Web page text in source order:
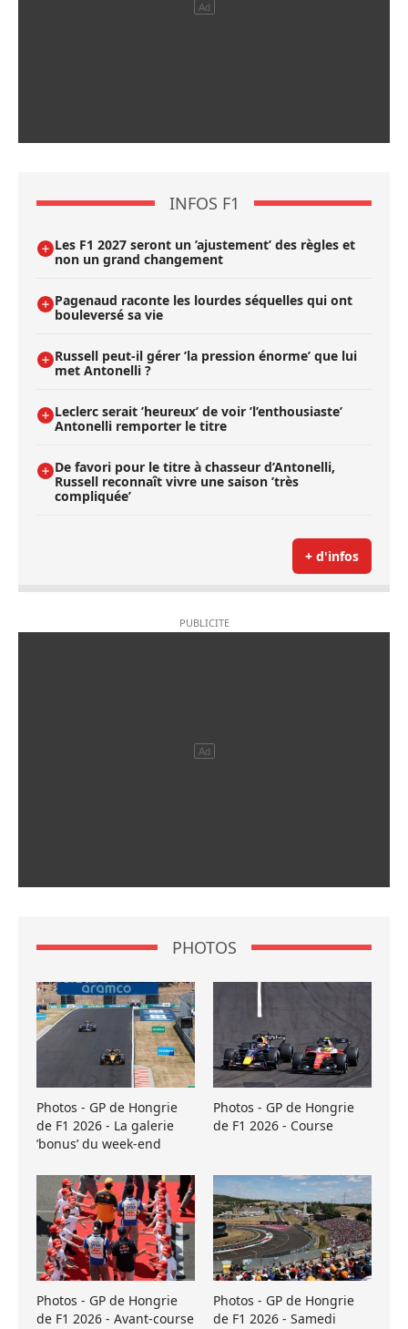
INFOS F1
Les F1 2027 seront un ’ajustement’ des règles et
non un grand changement
Pagenaud raconte les lourdes séquelles qui ont
bouleversé sa vie
Russell peut-il gérer ’la pression énorme’ que lui
met Antonelli ?
Leclerc serait ’heureux’ de voir ’l’enthousiaste’
Antonelli remporter le titre
De favori pour le titre à chasseur d’Antonelli,
Russell reconnaît vivre une saison ’très
compliquée’
+ d'infos
PHOTOS
Photos - GP de Hongrie
de F1 2026 - La galerie
’bonus’ du week-end
Photos - GP de Hongrie
de F1 2026 - Course
Photos - GP de Hongrie
de F1 2026 - Avant-course
Photos - GP de Hongrie
de F1 2026 - Samedi